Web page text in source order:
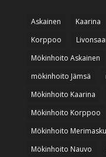
Askainen Kaarina
Korppoo
Mökinhoito Askainen
mökinhoito Jämsä
Mökinhoito Kaarina
Mökinhoito Korppoo
Mökinhoito Merimasku
Mökinhoito Nauvo